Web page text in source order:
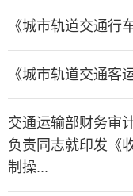
《城市轨道交通行
《城市轨道交通客
交通运输部财务审
负责同志就印发《
制操...